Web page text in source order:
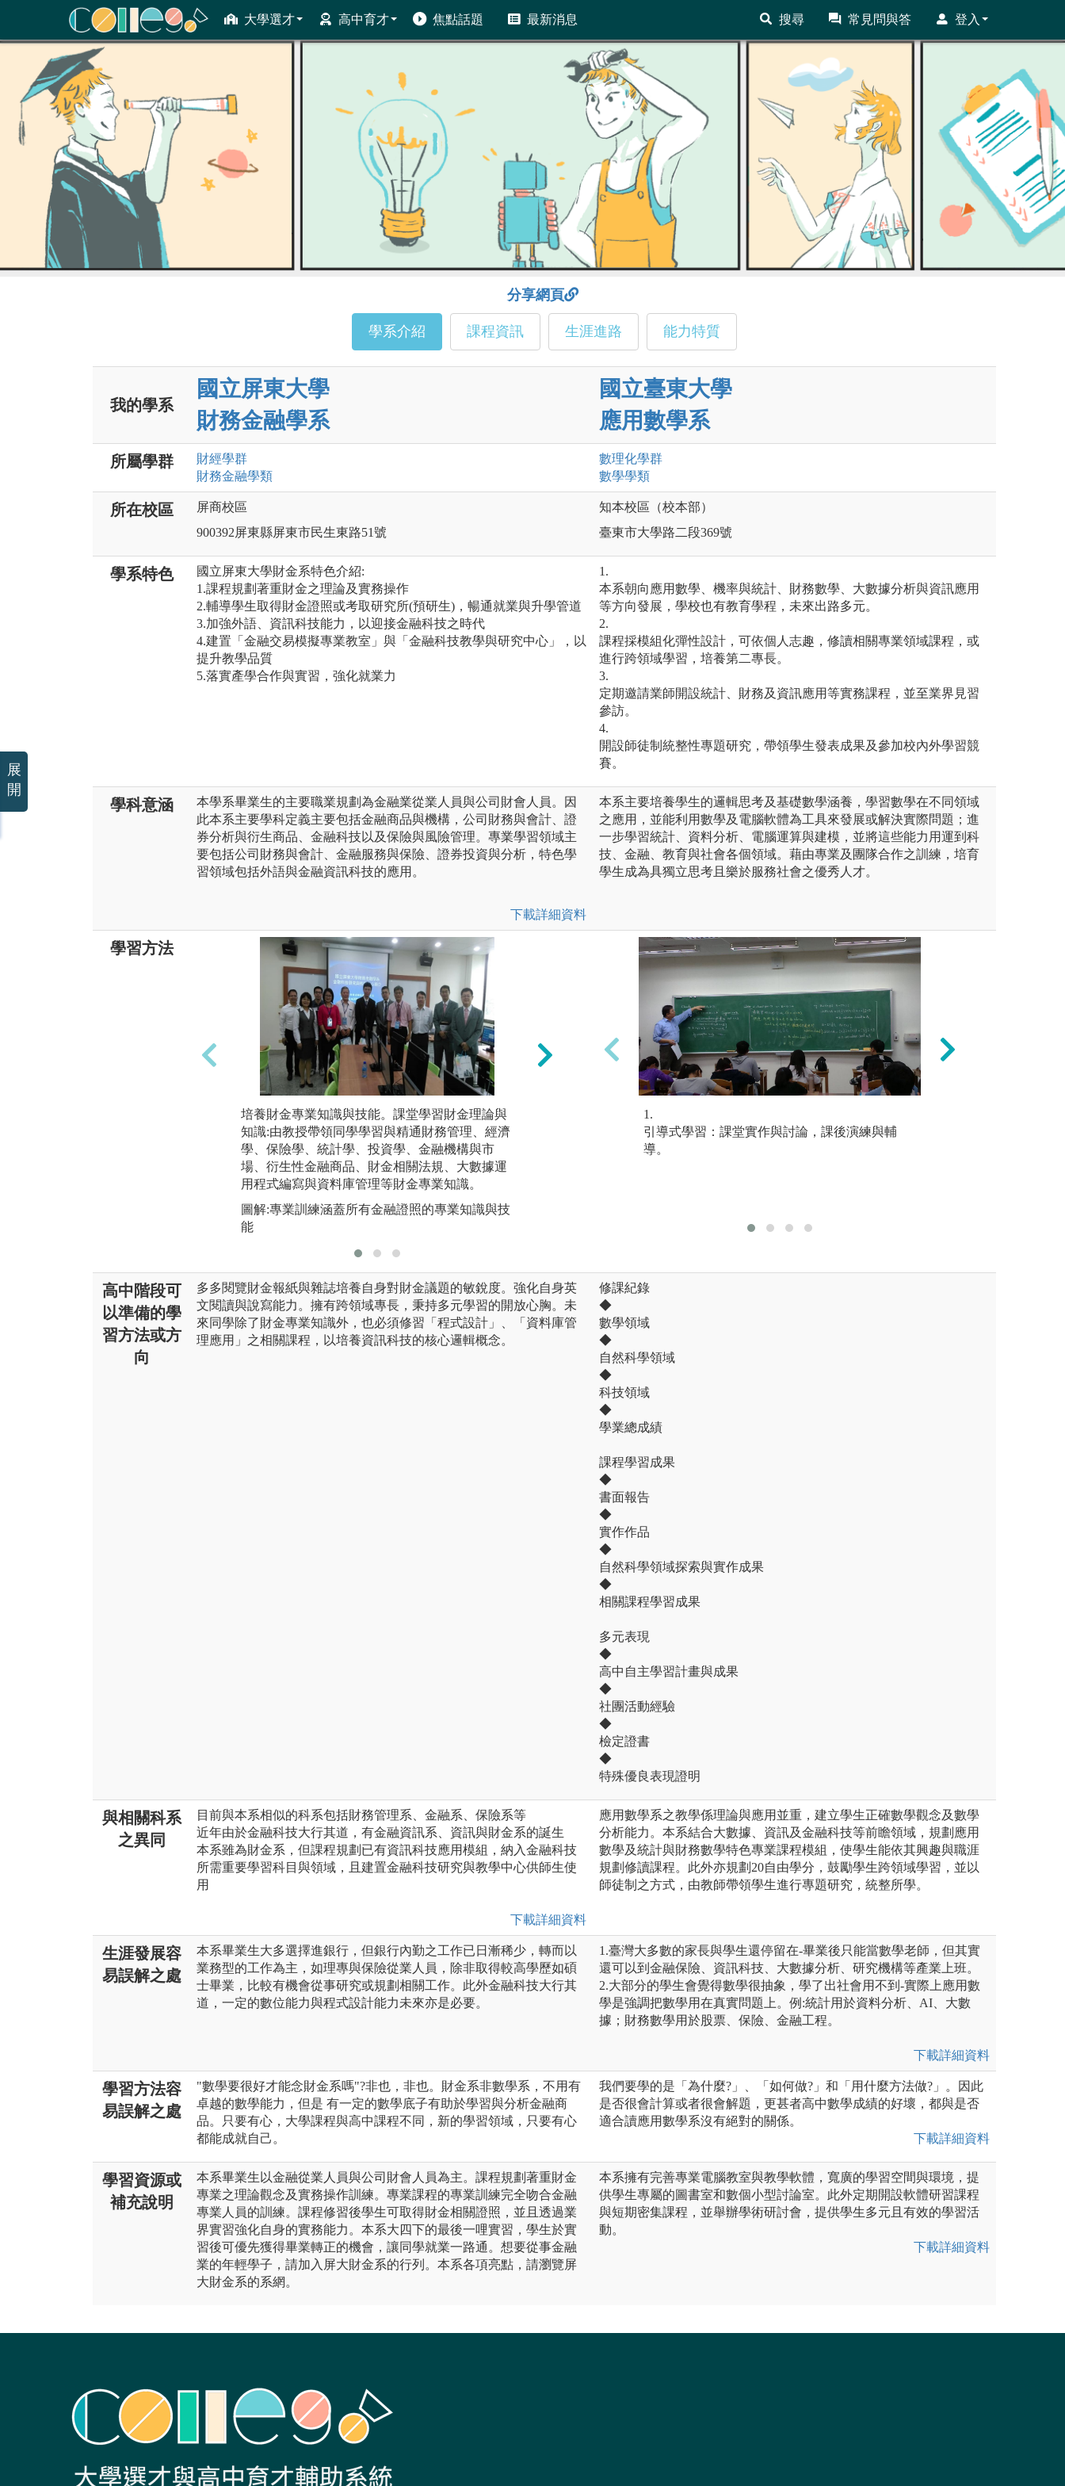
大學選才 高中育才 焦點話題 最新消息 搜尋 常見問與答 登入
ColleGo! 大學選才與高中育才輔助系統
分享網頁
學系介紹 課程資訊 生涯進路 能力特質
我的學系
國立屏東大學
財務金融學系
國立臺東大學
應用數學系
所屬學群 財經學群
財務金融學類
數理化學群
數學學類
所在校區
屏商校區
900392屏東縣屏東市民生東路51號
知本校區（校本部）
臺東市大學路二段369號
學系特色
國立屏東大學財金系特色介紹:
1.課程規劃著重財金之理論及實務操作
2.輔導學生取得財金證照或考取研究所(預研生)，暢通就業與升學管道
3.加強外語、資訊科技能力，以迎接金融科技之時代
4.建置「金融交易模擬專業教室」與「金融科技教學與研究中心」，以
提升教學品質
5.落實產學合作與實習，強化就業力
1.
本系朝向應用數學、機率與統計、財務數學、大數據分析與資訊應用
等方向發展，學校也有教育學程，未來出路多元。
2.
課程採模組化彈性設計，可依個人志趣，修讀相關專業領域課程，或
進行跨領域學習，培養第二專長。
3.
定期邀請業師開設統計、財務及資訊應用等實務課程，並至業界見習
參訪。
4.
開設師徒制統整性專題研究，帶領學生發表成果及參加校內外學習競
賽。
學科意涵
本學系畢業生的主要職業規劃為金融業從業人員與公司財會人員。因
此本系主要學科定義主要包括金融商品與機構，公司財務與會計、證
券分析與衍生商品、金融科技以及保險與風險管理。專業學習領域主
要包括公司財務與會計、金融服務與保險、證券投資與分析，特色學
習領域包括外語與金融資訊科技的應用。
下載詳細資料
本系主要培養學生的邏輯思考及基礎數學涵養，學習數學在不同領域
之應用，並能利用數學及電腦軟體為工具來發展或解決實際問題；進
一步學習統計、資料分析、電腦運算與建模，並將這些能力用運到科
技、金融、教育與社會各個領域。藉由專業及團隊合作之訓練，培育
學生成為具獨立思考且樂於服務社會之優秀人才。
學習方法
培養財金專業知識與技能。課堂學習財金理論與
知識:由教授帶領同學學習與精通財務管理、經濟
學、保險學、統計學、投資學、金融機構與市
場、衍生性金融商品、財金相關法規、大數據運
用程式編寫與資料庫管理等財金專業知識。
圖解:專業訓練涵蓋所有金融證照的專業知識與技
能
廣泛接觸與判讀財金相關資訊
個案報告與時事分析能力: 針對國內外實務教學個
案與時事進行分組報告，培養搜尋資訊、分析與
1.
引導式學習：課堂實作與討論，課後演練與輔
導。
高中階段可
以準備的學
習方法或方
向
多多閱覽財金報紙與雜誌培養自身對財金議題的敏銳度。強化自身英
文閱讀與說寫能力。擁有跨領域專長，秉持多元學習的開放心胸。未
來同學除了財金專業知識外，也必須修習「程式設計」、「資料庫管
理應用」之相關課程，以培養資訊科技的核心邏輯概念。
修課紀錄
◆
數學領域
◆
自然科學領域
◆
科技領域
◆
學業總成績
課程學習成果
◆
書面報告
◆
實作作品
◆
自然科學領域探索與實作成果
◆
相關課程學習成果
多元表現
◆
高中自主學習計畫與成果
◆
社團活動經驗
◆
檢定證書
◆
特殊優良表現證明
與相關科系
之異同
目前與本系相似的科系包括財務管理系、金融系、保險系等
近年由於金融科技大行其道，有金融資訊系、資訊與財金系的誕生
本系雖為財金系，但課程規劃已有資訊科技應用模組，納入金融科技
所需重要學習科目與領域，且建置金融科技研究與教學中心供師生使
用
下載詳細資料
應用數學系之教學係理論與應用並重，建立學生正確數學觀念及數學
分析能力。本系結合大數據、資訊及金融科技等前瞻領域，規劃應用
數學及統計與財務數學特色專業課程模組，使學生能依其興趣與職涯
規劃修讀課程。此外亦規劃20自由學分，鼓勵學生跨領域學習，並以
師徒制之方式，由教師帶領學生進行專題研究，統整所學。
生涯發展容
易誤解之處
本系畢業生大多選擇進銀行，但銀行內勤之工作已日漸稀少，轉而以
業務型的工作為主，如理專與保險從業人員，除非取得較高學歷如碩
士畢業，比較有機會從事研究或規劃相關工作。此外金融科技大行其
道，一定的數位能力與程式設計能力未來亦是必要。
1.臺灣大多數的家長與學生還停留在-畢業後只能當數學老師，但其實
還可以到金融保險、資訊科技、大數據分析、研究機構等產業上班。
2.大部分的學生會覺得數學很抽象，學了出社會用不到-實際上應用數
學是強調把數學用在真實問題上。例:統計用於資料分析、AI、大數
據；財務數學用於股票、保險、金融工程。
下載詳細資料
學習方法容
易誤解之處
"數學要很好才能念財金系嗎"?非也，非也。財金系非數學系，不用有
卓越的數學能力，但是 有一定的數學底子有助於學習與分析金融商
品。只要有心，大學課程與高中課程不同，新的學習領域，只要有心
都能成就自己。
我們要學的是「為什麼?」、「如何做?」和「用什麼方法做?」。因此
是否很會計算或者很會解題，更甚者高中數學成績的好壞，都與是否
適合讀應用數學系沒有絕對的關係。
下載詳細資料
學習資源或
補充說明
本系畢業生以金融從業人員與公司財會人員為主。課程規劃著重財金
專業之理論觀念及實務操作訓練。專業課程的專業訓練完全吻合金融
專業人員的訓練。課程修習後學生可取得財金相關證照，並且透過業
界實習強化自身的實務能力。本系大四下的最後一哩實習，學生於實
習後可優先獲得畢業轉正的機會，讓同學就業一路通。想要從事金融
業的年輕學子，請加入屏大財金系的行列。本系各項亮點，請瀏覽屏
大財金系的系網。
本系擁有完善專業電腦教室與教學軟體，寬廣的學習空間與環境，提
供學生專屬的圖書室和數個小型討論室。此外定期開設軟體研習課程
與短期密集課程，並舉辦學術研討會，提供學生多元且有效的學習活
動。
下載詳細資料
展
開